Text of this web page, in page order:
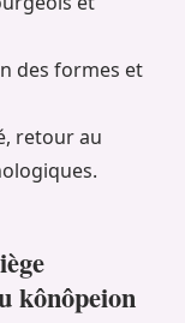
des formes et
retour au
kônôpeion